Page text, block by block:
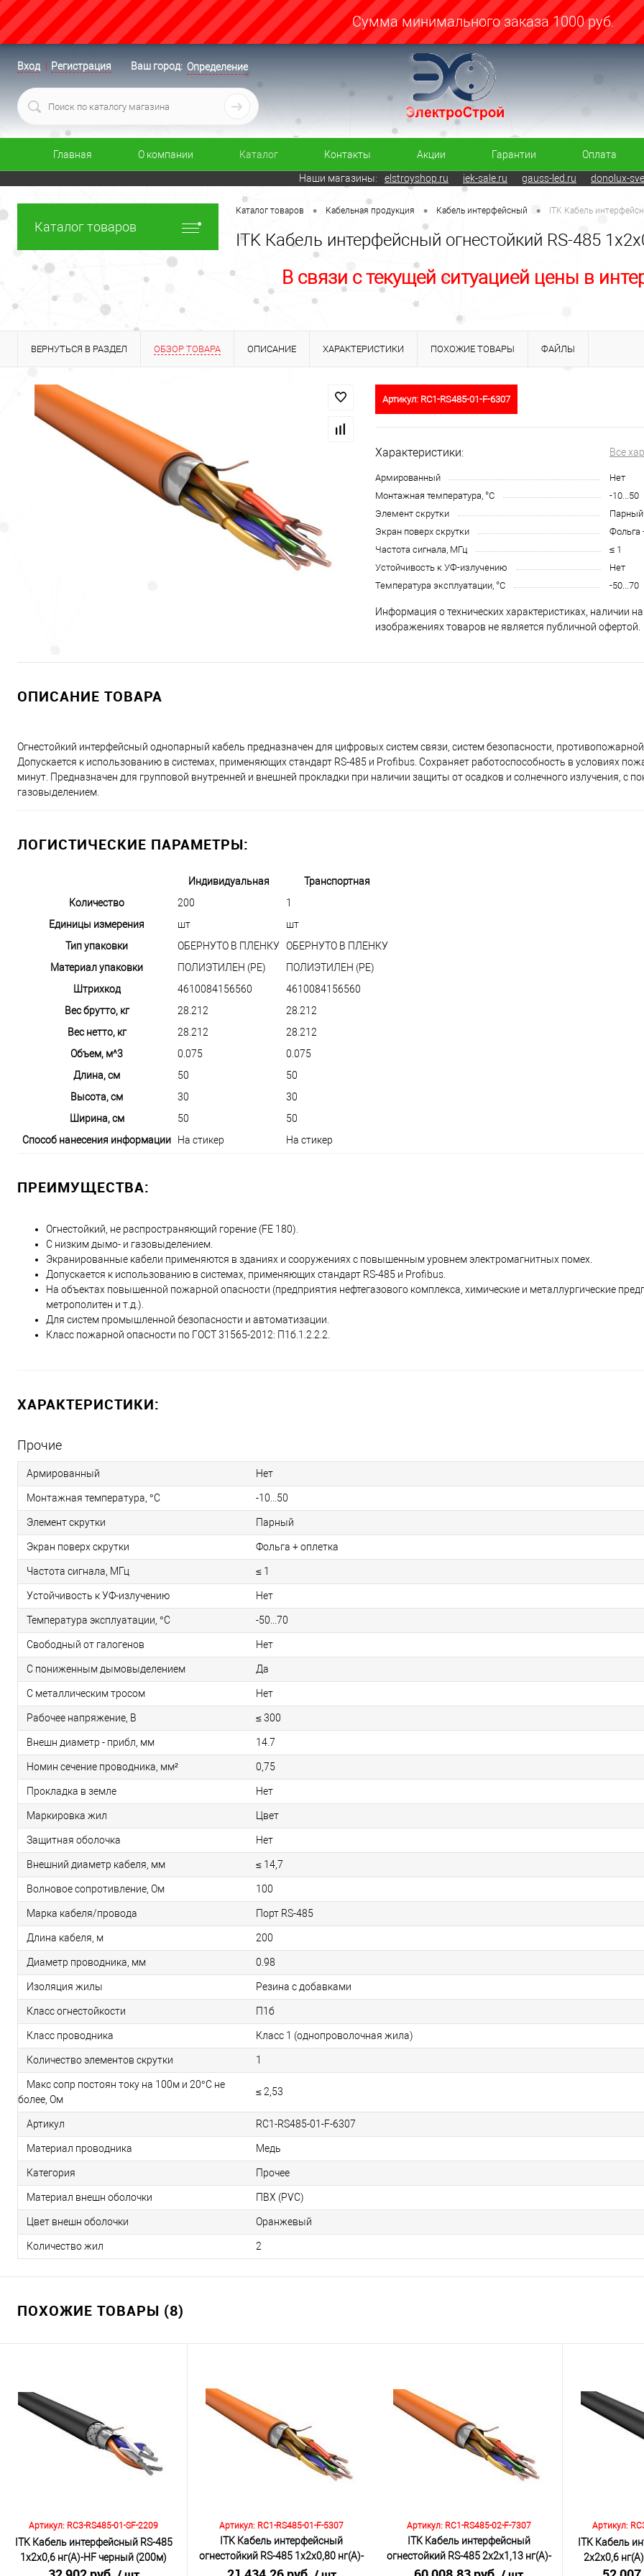
Cумма минимального заказа 1000 руб.
Вход Регистрация Ваш город: Определение
Главная О компании Каталог Контакты Акции Гарантии Оплата
Наши магазины: elstroyshop.ru iek-sale.ru gauss-led.ru donolux-
Каталог товаров
Каталог товаров • Кабельная продукция • Кабель интерфейсный • ITK Кабель
ITK Кабель интерфейсный огнестойкий RS-485
В связи с текущей ситуацией цены в
ВЕРНУТЬСЯ В РАЗДЕЛ ОБЗОР ТОВАРА ОПИСАНИЕ ХАРАКТЕРИСТИКИ ПОХОЖИЕ ТОВАРЫ ФАЙЛЫ
Артикул: RC1-RS485-01-F-6307
Характеристики: Все
Армированный
Нет
Монтажная температура, °C
-10...50
Элемент скрутки
Парный
Экран поверх скрутки
Фольга
Частота сигнала, МГц
≤ 1
Устойчивость к УФ-излучению
Нет
Температура эксплуатации, °C
-50...70
Информация о технических характеристиках, наличии
изображениях товаров не является публичной офертой.
ОПИСАНИЕ ТОВАРА
Огнестойкий интерфейсный однопарный кабель предназначен для цифровых систем связи, систем безопасности,
Допускается к использованию в системах, применяющих стандарт RS-485 и Profibus. Сохраняет работоспособность в условиях
минут. Предназначен для групповой внутренней и внешней прокладки при наличии защиты от осадков и солнечного излучения, с
газовыделением.
ЛОГИСТИЧЕСКИЕ ПАРАМЕТРЫ:
Индивидуальная
Транспортная
Количество
200
1
Единицы измерения
шт
шт
Тип упаковки
ОБЕРНУТО В ПЛЕНКУ ОБЕРНУТО В ПЛЕНКУ
Материал упаковки
ПОЛИЭТИЛЕН (PE)
ПОЛИЭТИЛЕН (PE)
Штрихкод
4610084156560
4610084156560
Вес брутто, кг
28.212
28.212
Вес нетто, кг
28.212
28.212
Объем, м^3
0.075
0.075
Длина, см
50
50
Высота, см
30
30
Ширина, см
50
50
Способ нанесения информации
На стикер На стикер
ПРЕИМУЩЕСТВА:
Огнестойкий, не распространяющий горение (FE 180).
C низким дымо- и газовыделением.
Экранированные кабели применяются в зданиях и сооружениях с повышенным уровнем электромагнитных помех.
Допускается к использованию в системах, применяющих стандарт RS-485 и Profibus.
На объектах повышенной пожарной опасности (предприятия нефтегазового комплекса, химические и металлургические
метрополитен и т.д.).
Для систем промышленной безопасности и автоматизации.
Класс пожарной опасности по ГОСТ 31565-2012: П1б.1.2.2.2.
ХАРАКТЕРИСТИКИ:
Прочие
Армированный Нет
Монтажная температура, °C -10...50
Элемент скрутки Парный
Экран поверх скрутки Фольга + оплетка
Частота сигнала, МГц ≤ 1
Устойчивость к УФ-излучению Нет
Температура эксплуатации, °C -50...70
Свободный от галогенов Нет
С пониженным дымовыделением Да
С металлическим тросом Нет
Рабочее напряжение, В ≤ 300
Внешн диаметр - прибл, мм 14.7
Номин сечение проводника, мм² 0,75
Прокладка в земле Нет
Маркировка жил Цвет
Защитная оболочка Нет
Внешний диаметр кабеля, мм ≤ 14,7
Волновое сопротивление, Ом 100
Марка кабеля/провода Порт RS-485
Длина кабеля, м 200
Диаметр проводника, мм 0.98
Изоляция жилы Резина с добавками
Класс огнестойкости П1б
Класс проводника Класс 1 (однопроволочная жила)
Количество элементов скрутки 1
Макс сопр постоян току на 100м и 20°С не
более, Ом
≤ 2,53
Артикул RC1-RS485-01-F-6307
Материал проводника Медь
Категория Прочее
Материал внешн оболочки ПВХ (PVC)
Цвет внешн оболочки Оранжевый
Количество жил 2
ПОХОЖИЕ ТОВАРЫ (8)
Артикул: RC3-RS485-01-SF-2209
ITK Кабель интерфейсный RS-485
1х2х0,6 нг(А)-HF черный (200м)
Артикул: RC1-RS485-01-F-5307
ITK Кабель интерфейсный
огнестойкий RS-485 1х2х0,80 нг(А)-
FRLS оранжевый (200м)
Артикул: RC1-RS485-02-F-7307
ITK Кабель интерфейсный
огнестойкий RS-485 2х2х1,13 нг(А)-
FRLS оранжевый (200м)
Артикул:
ITK Кабель
2х2х0,6